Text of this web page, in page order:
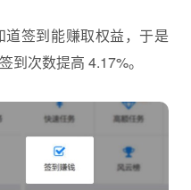
签到能赚取权益，于是
到次数提高 4.17%。